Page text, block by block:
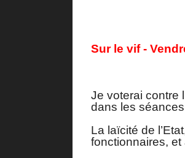
Sur le vif -
Je voterai contre
dans les
La laïcité de
fonctionnaires, et